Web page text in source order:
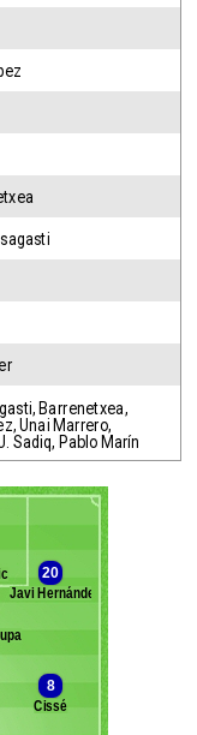
, Barrenetxea,
,Unai Marrero,
Sadiq, Pablo Marín